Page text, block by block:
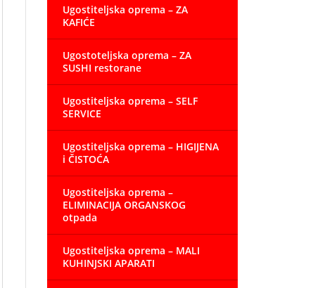
Ugostiteljska oprema – ZA
KAFIĆE
Ugostoteljska oprema – ZA
SUSHI restorane
Ugostiteljska oprema – SELF
SERVICE
Ugostiteljska oprema – HIGIJENA
i ČISTOĆA
Ugostiteljska oprema –
ELIMINACIJA ORGANSKOG
otpada
Ugostiteljska oprema – MALI
KUHINJSKI APARATI